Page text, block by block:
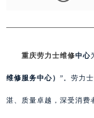
重庆劳力士维修中心
维修服务中心） ”。劳力
湛、质量卓越，深受消费